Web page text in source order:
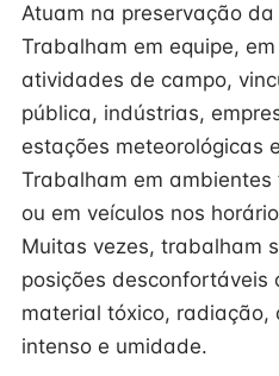
Atuam na preservação
Trabalham em equipe,
atividades de campo,
pública, indústrias,
estações meteorológicas
Trabalham em
ou em veículos nos
Muitas vezes, trabalham
posições desconfortáveis
material tóxico,
intenso e umidade.